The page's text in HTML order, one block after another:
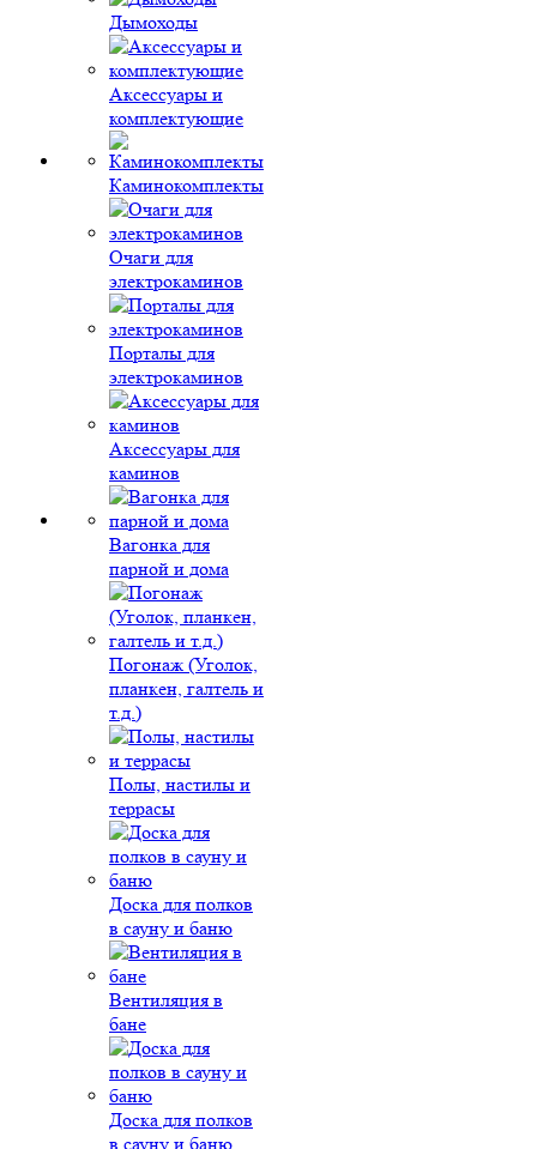
Дымоходы
Аксессуары и
комплектующие
Каминокомплекты
Очаги для
электрокаминов
Порталы для
электрокаминов
Аксессуары для
каминов
Вагонка для
парной и дома
Погонаж (Уголок,
планкен, галтель и
т.д.)
Полы, настилы и
террасы
Доска для полков
в сауну и баню
Вентиляция в
бане
Доска для полков
в сауну и баню